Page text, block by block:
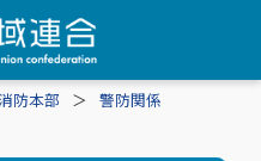
防本部
警防関係